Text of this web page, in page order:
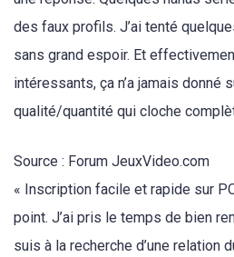
des faux profils. J’ai tenté
sans grand espoir. Et
intéressants, ça n’a jamais donné
qualité/quantité qui cloche
Source : Forum JeuxVideo.com
« Inscription facile et rapide sur
point. J’ai pris le temps de bien
suis à la recherche d’une relation